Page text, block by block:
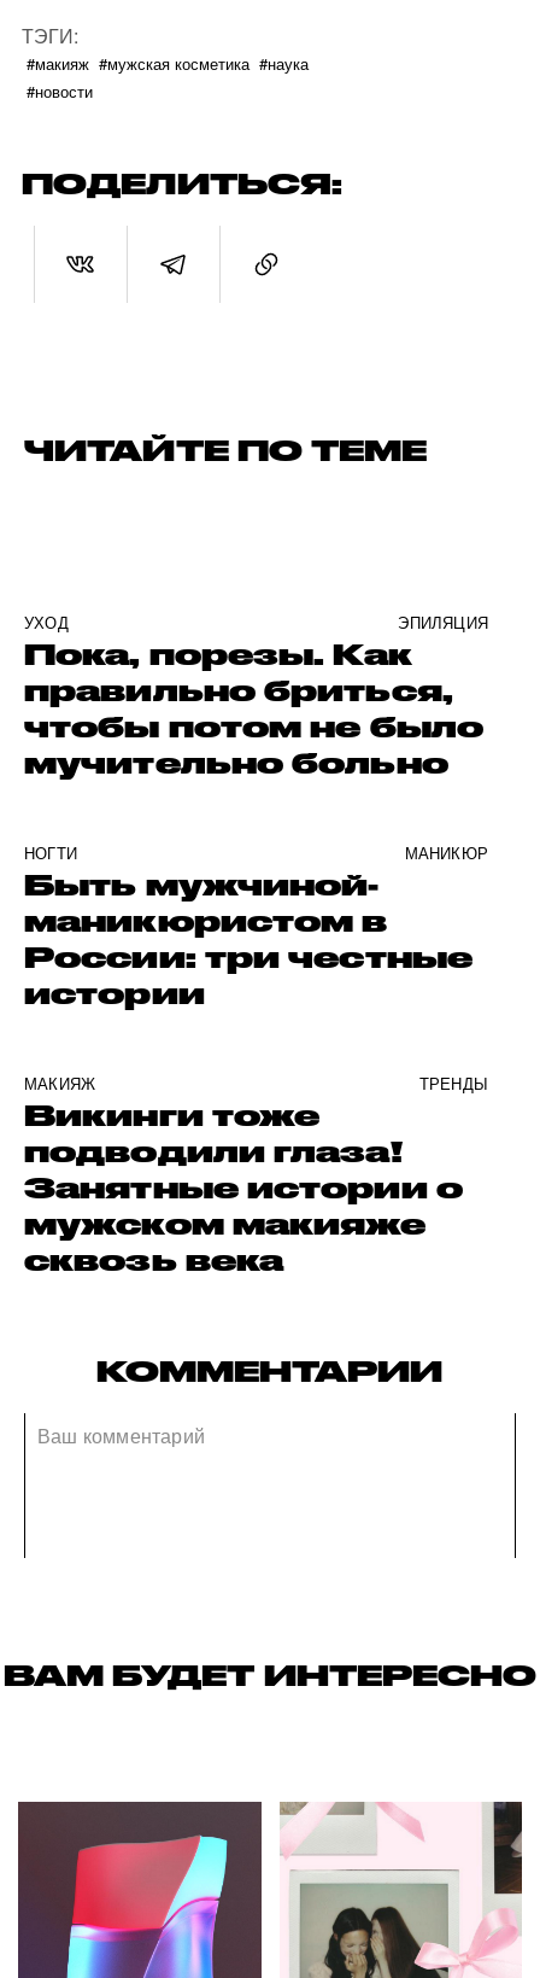
ТЭГИ:
#макияж #мужская косметика #наука
#новости
ПОДЕЛИТЬСЯ:
ЧИТАЙТЕ ПО ТЕМЕ
УХОД ЭПИЛЯЦИЯ
Пока, порезы. Как
правильно бриться,
чтобы потом не было
мучительно больно
НОГТИ МАНИКЮР
Быть мужчиной-
маникюристом в
России: три честные
истории
МАКИЯЖ ТРЕНДЫ
Викинги тоже
подводили глаза!
Занятные истории о
мужском макияже
сквозь века
КОММЕНТАРИИ
ВАМ БУДЕТ ИНТЕРЕСНО